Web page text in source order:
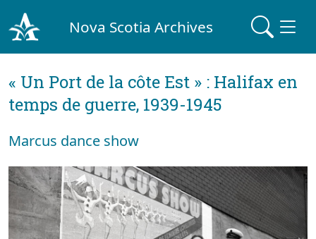
Nova Scotia Archives
« Un Port de la côte Est » : Halifax en
temps de guerre, 1939-1945
Marcus dance show